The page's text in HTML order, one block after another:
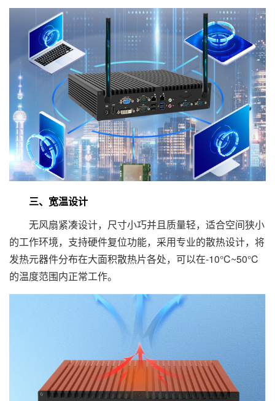
三、宽温设计
无风扇紧凑设计，尺寸小巧并且质量轻，适合空间狭小
的工作环境，支持硬件复位功能，采用专业的散热设计，将
发热元器件分布在大面积散热片各处，可以在-10°C~50°C
的温度范围内正常工作。